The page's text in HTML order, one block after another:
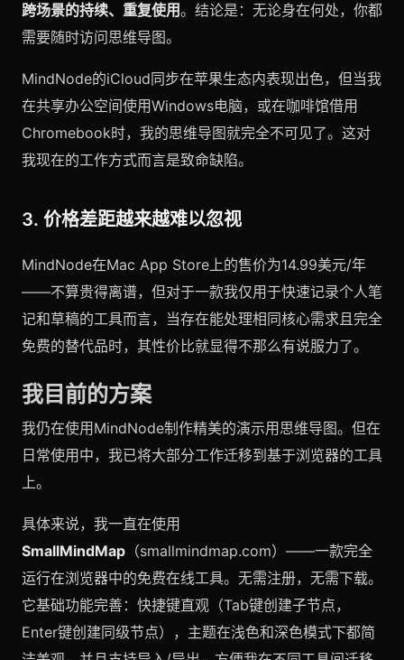
跨场景的持续、重复使用。结论是：无论身在何处，你都
需要随时访问思维导图。
MindNode的iCloud同步在苹果生态内表现出色，但当我
在共享办公空间使用Windows电脑，或在咖啡馆借用
Chromebook时，我的思维导图就完全不可见了。这对
我现在的工作方式而言是致命缺陷。
3. 价格差距越来越难以忽视
MindNode在Mac App Store上的售价为14.99美元/年
——不算贵得离谱，但对于一款我仅用于快速记录个人笔
记和草稿的工具而言，当存在能处理相同核心需求且完全
免费的替代品时，其性价比就显得不那么有说服力了。
我目前的方案
我仍在使用MindNode制作精美的演示用思维导图。但在
日常使用中，我已将大部分工作迁移到基于浏览器的工具
上。
具体来说，我一直在使用
SmallMindMap （smallmindmap.com）——一款完全
运行在浏览器中的免费在线工具。无需注册，无需下载。
它基础功能完善：快捷键直观（Tab键创建子节点，
Enter键创建同级节点），主题在浅色和深色模式下都简